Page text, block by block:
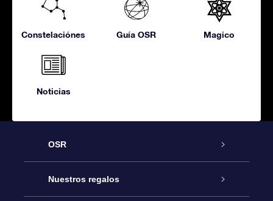
Constelaciónes Guía OSR Magico
Noticias
OSR
Atención
Nuestros regalos